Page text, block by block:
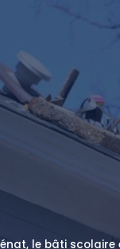
le bâti